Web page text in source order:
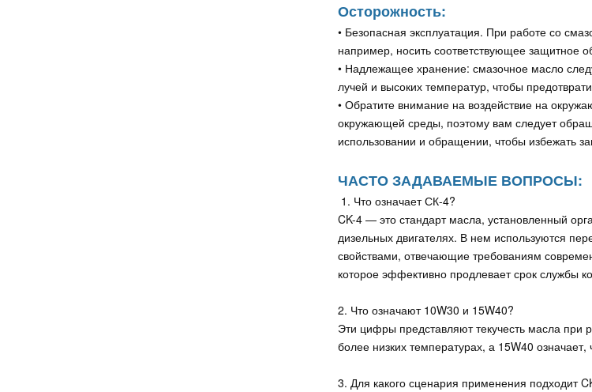
Осторожность:
• Безопасная эксплуатация. При работе со
например, носить соответствующее защитное
• Надлежащее хранение: смазочное масло
лучей и высоких температур, чтобы
• Обратите внимание на воздействие на
окружающей среды, поэтому вам следует
использовании и обращении, чтобы избежать
ЧАСТО ЗАДАВАЕМЫЕ ВОПРОСЫ:
1. Что означает СК-4?
CK-4 — это стандарт масла, установленный
дизельных двигателях. В нем используются
свойствами, отвечающие требованиям
которое эффективно продлевает срок службы
2. Что означают 10W30 и 15W40?
Эти цифры представляют текучесть масла при
более низких температурах, а 15W40
3. Для какого сценария применения подходит